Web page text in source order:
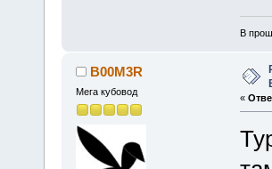
В
B00M3R
Мега кубовод
«